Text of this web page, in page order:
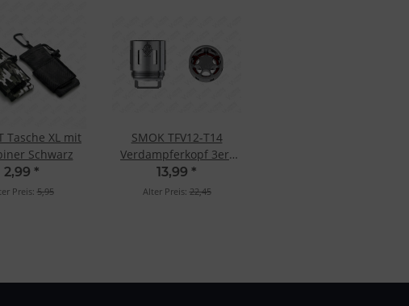
Tasche XL mit
Schwarz
2,99 *
Preis: 5,95
SMOK TFV12-T14
Verdampferkopf 3er-
Pack
13,99 *
Alter Preis: 22,45